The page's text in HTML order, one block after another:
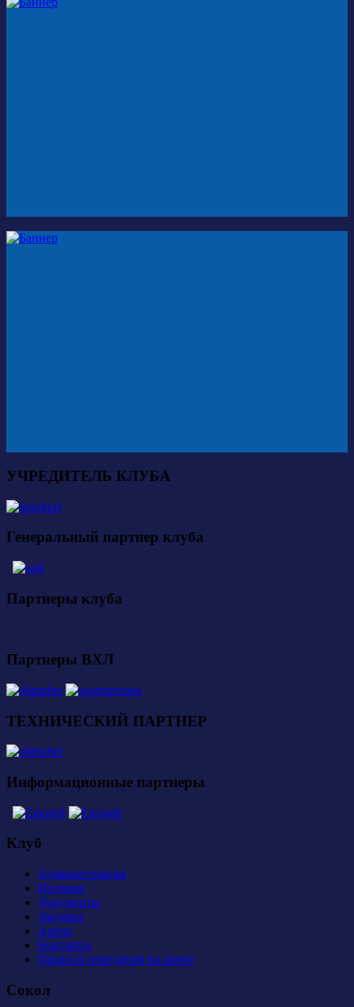
УЧРЕДИТЕЛЬ КЛУБА
Генеральный партнер клуба
Партнеры клуба
Партнеры ВХЛ
ТЕХНИЧЕСКИЙ ПАРТНЕР
Информационные партнеры
Клуб
Администрация
История
Документы
Закупки
Арена
Контакты
Правила поведения на арене
Сокол